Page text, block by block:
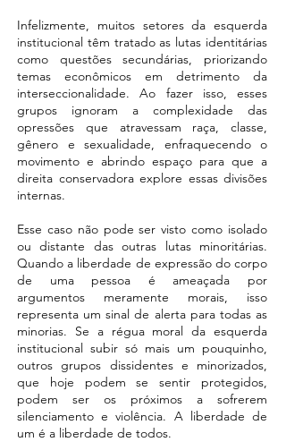
Infelizmente, muitos setores da esquerda
institucional têm tratado as lutas identitárias
como questões secundárias, priorizando
temas econômicos em detrimento da
interseccionalidade. Ao fazer isso, esses
grupos ignoram a complexidade das
opressões que atravessam raça, classe,
gênero e sexualidade, enfraquecendo o
movimento e abrindo espaço para que a
direita conservadora explore essas divisões
internas.
Esse caso não pode ser visto como isolado
ou distante das outras lutas minoritárias.
Quando a liberdade de expressão do corpo
de uma pessoa é ameaçada por
argumentos meramente morais, isso
representa um sinal de alerta para todas as
minorias. Se a régua moral da esquerda
institucional subir só mais um pouquinho,
outros grupos dissidentes e minorizados,
que hoje podem se sentir protegidos,
podem ser os próximos a sofrerem
silenciamento e violência. A liberdade de
um é a liberdade de todos.